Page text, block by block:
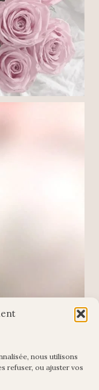
nous utilisons
refuser, ou ajuster vos
Instagram